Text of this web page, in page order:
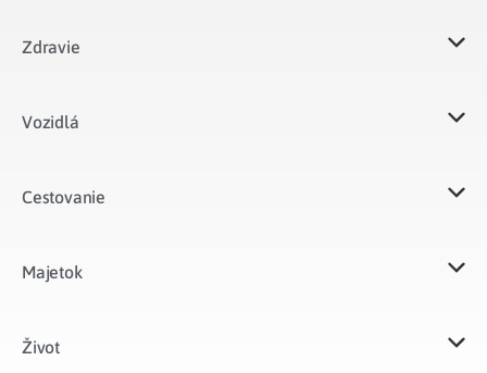
Zdravie
Vozidlá​
Cestovanie
Majetok​
Život​